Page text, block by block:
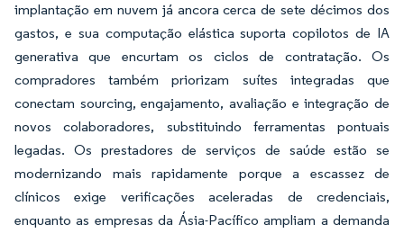
implantação em nuvem já ancora cerca de sete décimos dos
gastos, e sua computação elástica suporta copilotos de IA
generativa que encurtam os ciclos de contratação. Os
compradores também priorizam suítes integradas que
conectam sourcing, engajamento, avaliação e integração de
novos colaboradores, substituindo ferramentas pontuais
legadas. Os prestadores de serviços de saúde estão se
modernizando mais rapidamente porque a escassez de
clínicos exige verificações aceleradas de credenciais,
enquanto as empresas da Ásia-Pacífico ampliam a demanda